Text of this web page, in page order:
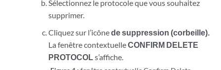
Sélectionnez le protocole que vous souhaitez
supprimer.
Cliquez sur l’icônede suppression (corbeille).
La fenêtre contextuelleCONFIRM DELETE
PROTOCOLs’affiche.